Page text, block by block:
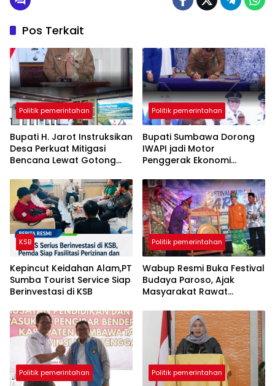
Pos Terkait
Politik pemerintahan
Bupati H. Jarot Instruksikan
Desa Perkuat Mitigasi
Bencana Lewat Gotong
Politik pemerintahan
Bupati Sumbawa Dorong
IWAPI jadi Motor
Penggerak Ekonomi
KSB
Kepincut Keidahan Alam,PT
Sumba Tourist Service Siap
Berinvestasi di KSB
Politik pemerintahan
Wabup Resmi Buka Festival
Budaya Paroso, Ajak
Masyarakat Rawat
Politik pemerintahan Politik pemerintahan